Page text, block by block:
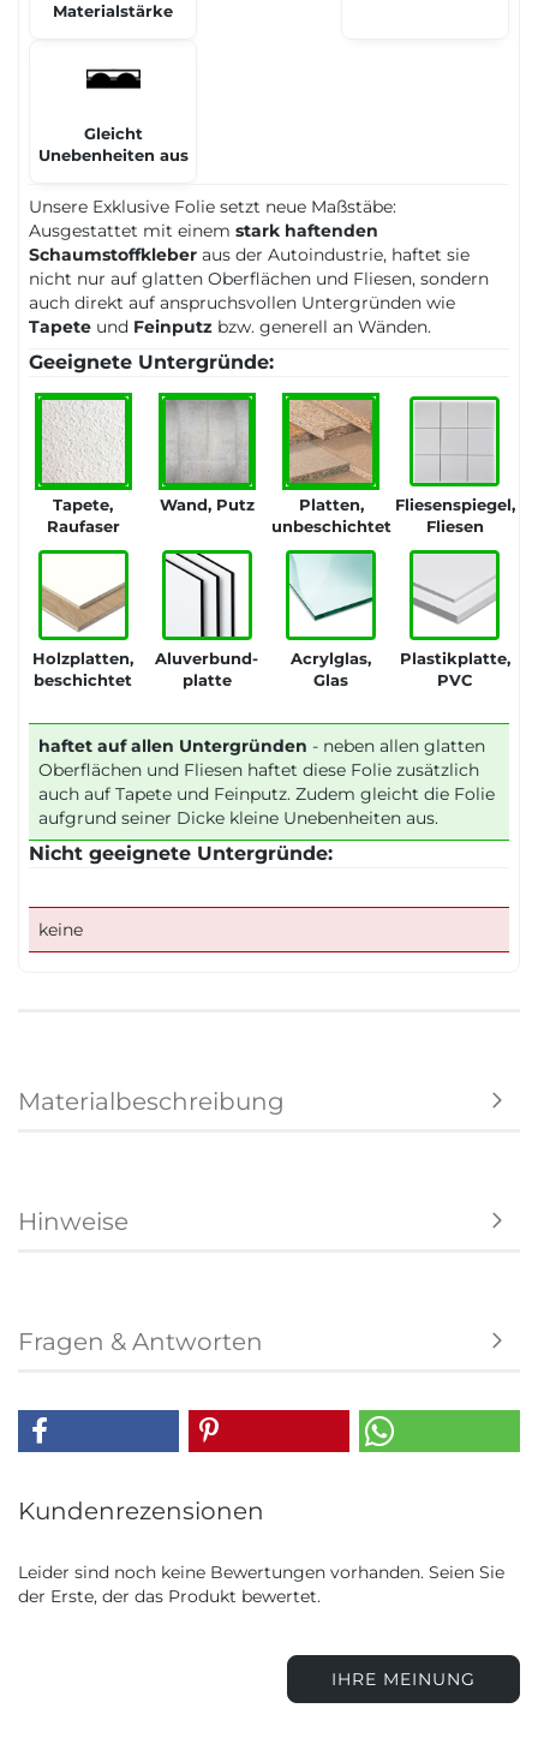
Materialstärke
Gleicht
Unebenheiten aus
Unsere Exklusive Folie setzt neue Maßstäbe:
Ausgestattet mit einem stark haftenden
Schaumstoffkleber aus der Autoindustrie, haftet sie
nicht nur auf glatten Oberflächen und Fliesen, sondern
auch direkt auf anspruchsvollen Untergründen wie
Tapete und Feinputz bzw. generell an Wänden.
Geeignete Untergründe:
Tapete,
Raufaser
Wand, Putz
Platten,
unbeschichtet
Fliesenspiegel,
Fliesen
Holzplatten,
beschichtet
Aluverbund-
platte
Acrylglas,
Glas
Plastikplatte,
PVC
haftet auf allen Untergründen - neben allen glatten
Oberflächen und Fliesen haftet diese Folie zusätzlich
auch auf Tapete und Feinputz. Zudem gleicht die Folie
aufgrund seiner Dicke kleine Unebenheiten aus.
Nicht geeignete Untergründe:
keine
Materialbeschreibung
Hinweise
Fragen & Antworten
Kundenrezensionen
Leider sind noch keine Bewertungen vorhanden. Seien Sie
der Erste, der das Produkt bewertet.
IHRE MEINUNG